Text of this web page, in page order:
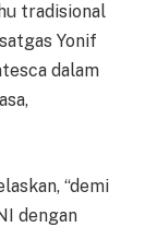
tradisional
Yonif
dalam
“demi
dengan